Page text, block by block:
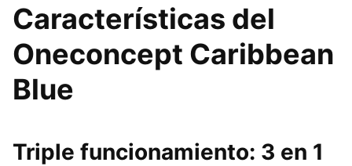
Características del
Oneconcept Caribbean
Blue
Triple funcionamiento: 3 en 1